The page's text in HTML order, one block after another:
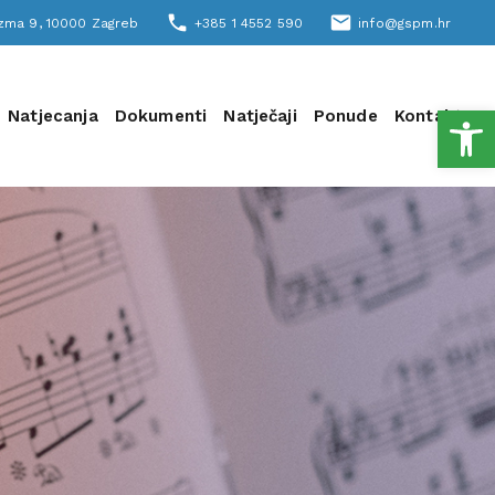
9, 10000 Zagreb phone +385 1 4552 590 email info@gspm.hr
Natjecanja Dokumenti Natječaji Ponude Kontakt